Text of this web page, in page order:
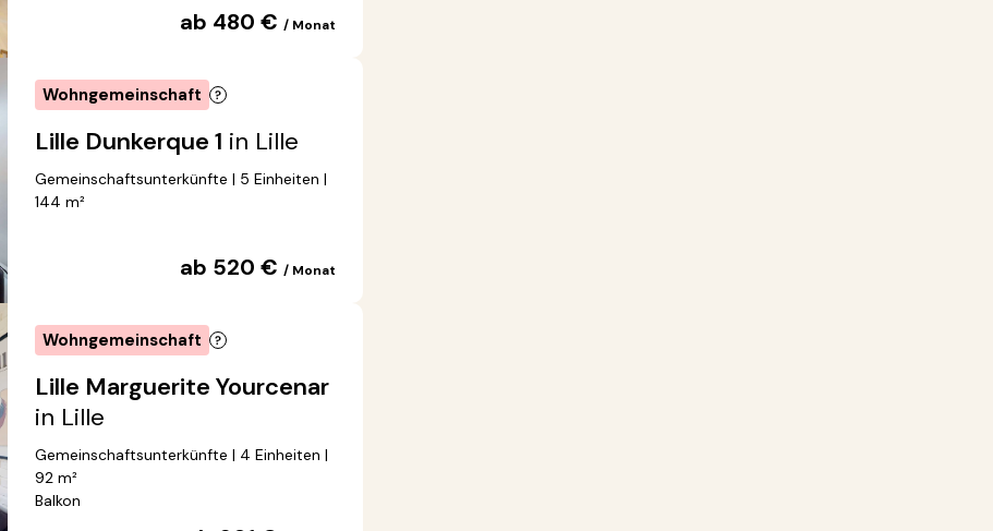
ab 480 €/ Monat
Wohngemeinschaft
Lille Dunkerque 1 in Lille
Gemeinschaftsunterkünfte | 5 Einheiten |
144 m²
ab 520 €/ Monat
Wohngemeinschaft
Lille Marguerite Yourcenar
in Lille
Gemeinschaftsunterkünfte | 4 Einheiten |
92 m²
Balkon